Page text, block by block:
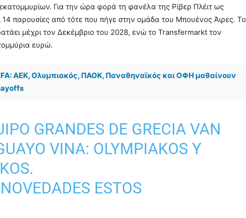
Για την ώρα φορά τη φανέλα της Ρίβερ Πλέιτ ως
παρουσίες από τότε που πήγε στην ομάδα του Μπουένος Άιρες. Το
μέχρι τον Δεκέμβριο του 2028, ενώ το Transfermarkt τον
ευρώ.
ΑΕΚ, Ολυμπιακός, ΠΑΟΚ, Παναθηναϊκός και ΟΦΗ μαθαίνουν
GRANDES DE GRECIA VAN
VINA: OLYMPIAKOS Y
ESTOS